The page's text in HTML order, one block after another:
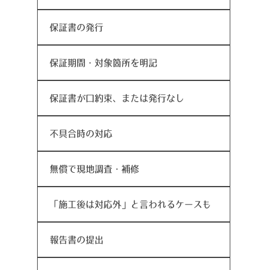
保証書の発行
保証期間・対象箇所を明記
保証書が口約束、または発行なし
不具合時の対応
無償で現地調査・補修
「施工後は対応外」と言われるケースも
報告書の提出